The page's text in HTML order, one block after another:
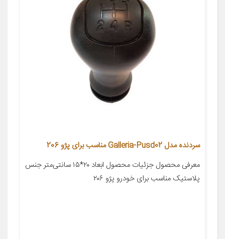
سردنده مدل Galleria-Pusd02 مناسب برای پژو 206
معرفی محصول جزئیات محصول ابعاد ۲۰*۱۵ سانتی‌متر جنس
پلاستیک مناسب برای خودرو پژو ۲۰۶